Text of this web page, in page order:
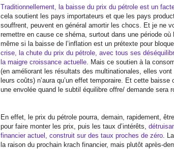
Traditionnellement, la baisse du prix du pétrole est un
cela soutient les pays importateurs et que les pays
souffrent, peuvent en général amortir les chocs. Et je ne
remettre en cause ce shéma, surtout dans une période où
même si la baisse de l’inflation est un prétexte pour
crise, la chute du prix du pétrole, avec tous ses
la maigre croissance actuelle . Mais ce soutien à la
(en améliorant les résultats des multinationales, elles
leurs coûts) n’aura qu’un effet temporaire. Et cette
une envolée quand le subtil équilibre offre/ demande sera
En effet, le prix du pétrole pourra, demain, rapidement,
pour faire monter les prix, puis les taux d’intérêts,
financier actuel, construit sur des taux proches de zéro .
la raison du prochain krach financier, mais plutôt après-